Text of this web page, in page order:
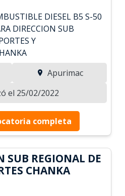
DIESEL B5 S-50
DIRECCION SUB
Y
Apurimac
el 25/02/2022
completa
SUB REGIONAL DE
CHANKA